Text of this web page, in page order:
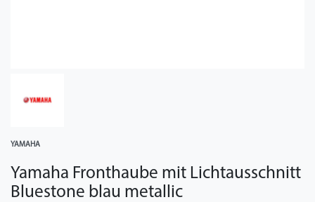
YAMAHA
Yamaha Fronthaube mit Lichtausschnitt
Bluestone blau metallic